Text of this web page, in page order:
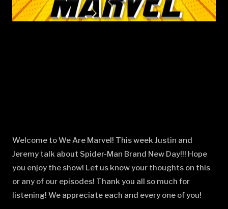
Welcome to We Are Marvel! This week Justin and
Jeremy talk about Spider-Man Brand New Day!!! Hope
you enjoy the show! Let us know your thoughts on this
or any of our episodes! Thank you all so much for
listening! We appreciate each and every one of you!